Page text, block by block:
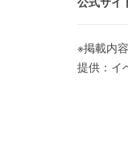
※掲載内
提供：イ